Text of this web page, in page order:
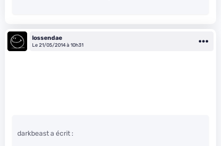
lossendae
Le 21/05/2014 à 10h31
darkbeast a écrit :